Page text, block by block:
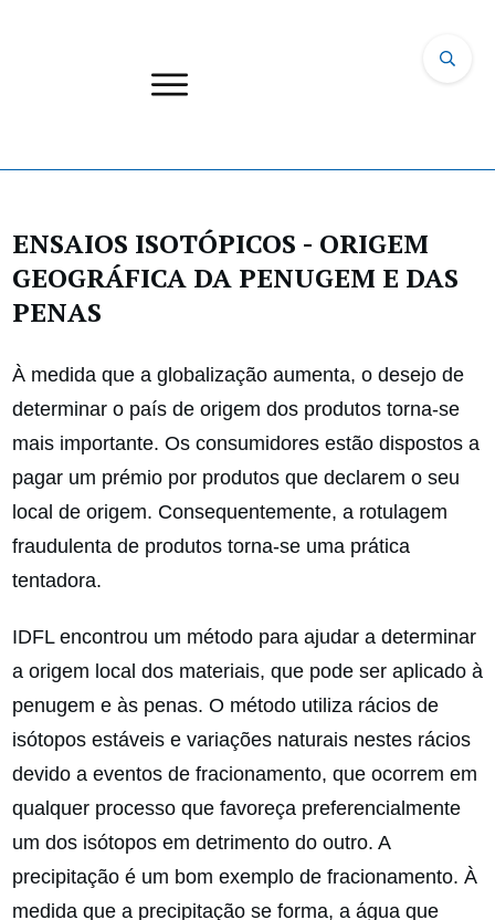
ENSAIOS ISOTÓPICOS - ORIGEM
GEOGRÁFICA DA PENUGEM E DAS
PENAS
À medida que a globalização aumenta, o desejo de
determinar o país de origem dos produtos torna-se
mais importante. Os consumidores estão dispostos a
pagar um prémio por produtos que declarem o seu
local de origem. Consequentemente, a rotulagem
fraudulenta de produtos torna-se uma prática
tentadora.
IDFL encontrou um método para ajudar a determinar
a origem local dos materiais, que pode ser aplicado à
penugem e às penas. O método utiliza rácios de
isótopos estáveis e variações naturais nestes rácios
devido a eventos de fracionamento, que ocorrem em
qualquer processo que favoreça preferencialmente
um dos isótopos em detrimento do outro. A
precipitação é um bom exemplo de fracionamento. À
medida que a precipitação se forma, a água que